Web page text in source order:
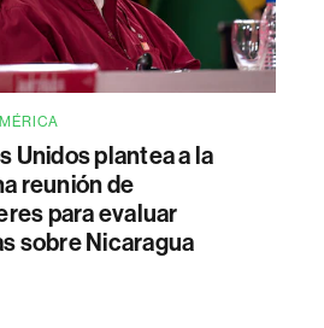
Unidos plantea a la
reunión de
para evaluar
sobre Nicaragua